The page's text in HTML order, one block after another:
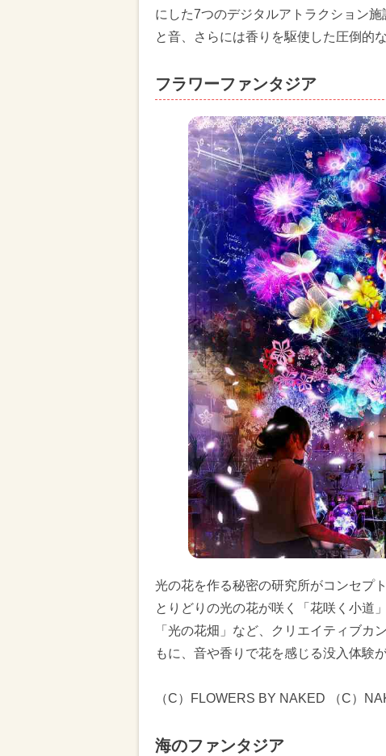
にした7つのデジタルアトラクション
と音、さらには香りを駆使した圧倒的
フラワーファンタジア
光の花を作る秘密の研究所がコンセプ
とりどりの光の花が咲く「花咲く小道
「光の花畑」など、クリエイティブカ
もに、音や香りで花を感じる没入体験
（C）FLOWERS BY NAKED （C）
海のファンタジア